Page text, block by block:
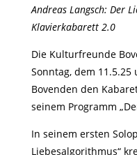
Andreas Langsch: Der
Klavierkabarett 2.0
Die Kulturfreunde
Sonntag, dem
Bovenden den
seinem Programm
In seinem ersten
Liebesalgorithmus“